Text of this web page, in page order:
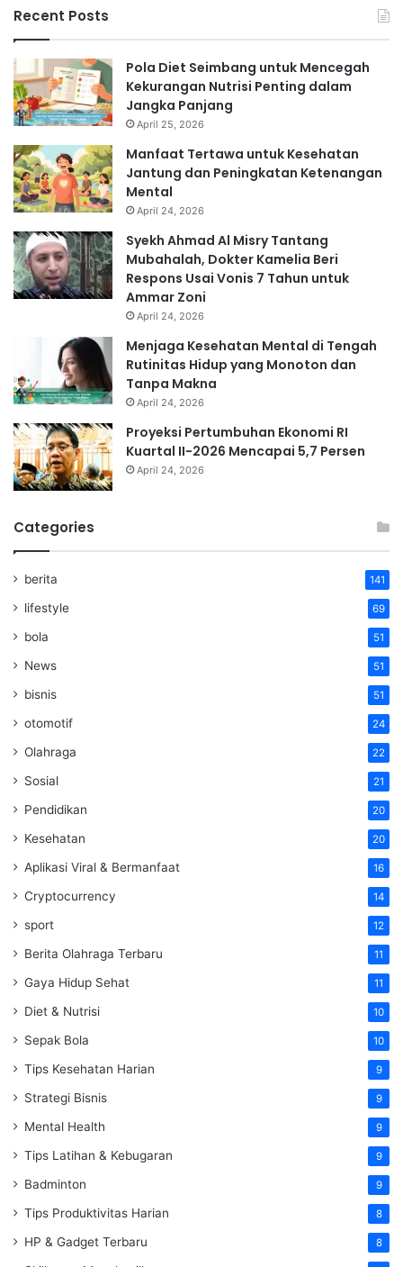
Recent Posts
Pola Diet Seimbang untuk Mencegah
Kekurangan Nutrisi Penting dalam
Jangka Panjang
April 25, 2026
Manfaat Tertawa untuk Kesehatan
Jantung dan Peningkatan Ketenangan
Mental
April 24, 2026
Syekh Ahmad Al Misry Tantang
Mubahalah, Dokter Kamelia Beri
Respons Usai Vonis 7 Tahun untuk
Ammar Zoni
April 24, 2026
Menjaga Kesehatan Mental di Tengah
Rutinitas Hidup yang Monoton dan
Tanpa Makna
April 24, 2026
Proyeksi Pertumbuhan Ekonomi RI
Kuartal II-2026 Mencapai 5,7 Persen
April 24, 2026
Categories
berita 141
lifestyle 69
bola 51
News 51
bisnis 51
otomotif 24
Olahraga 22
Sosial 21
Pendidikan 20
Kesehatan 20
Aplikasi Viral & Bermanfaat 16
Cryptocurrency 14
sport 12
Berita Olahraga Terbaru 11
Gaya Hidup Sehat 11
Diet & Nutrisi 10
Sepak Bola 10
Tips Kesehatan Harian 9
Strategi Bisnis 9
Mental Health 9
Tips Latihan & Kebugaran 9
Badminton 9
Tips Produktivitas Harian 8
HP & Gadget Terbaru 8